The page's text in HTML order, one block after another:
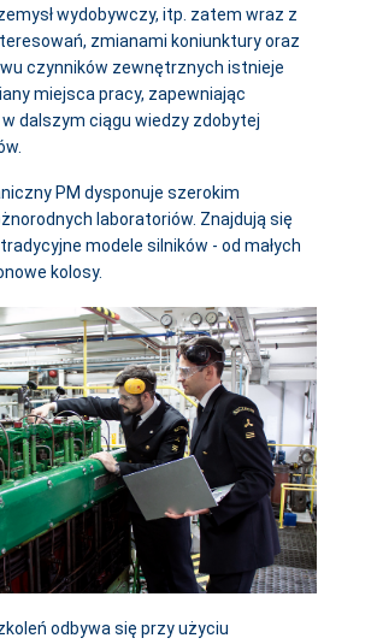
wydobywczy, itp. zatem wraz z
zmianami koniunktury oraz
czynników zewnętrznych istnieje
miejsca pracy, zapewniając
dalszym ciągu wiedzy zdobytej
PM dysponuje szerokim
laboratoriów. Znajdują się
modele silników - od małych
kolosy.
odbywa się przy użyciu